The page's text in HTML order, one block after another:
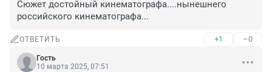
Сюжет достойный кинематографа....нынешнего
российского кинематографа...
ОТВЕТИТЬ +1 –0
Гость
10 марта 2025, 07:51